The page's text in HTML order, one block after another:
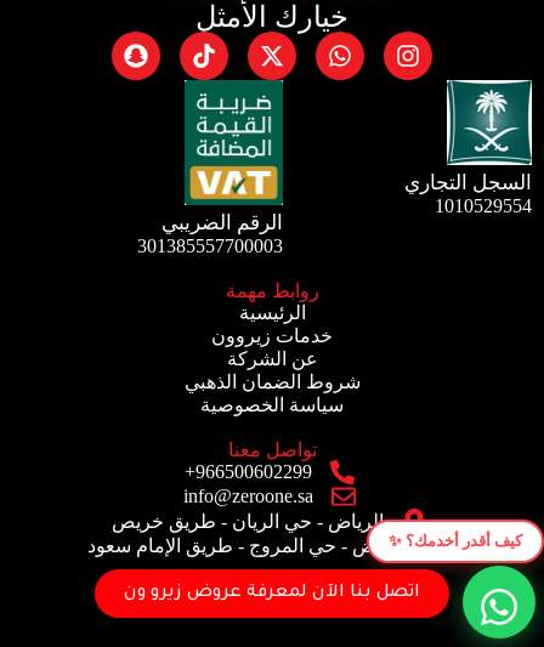
كيف أقدر أخدمك؟ ✨
اتصل بنا الآن لمعرفة عروض زيرو ون
خيارك الأمثل
السجل التجاري
1010529554
الرقم الضريبي
301385557700003
روابط مهمة
الرئيسية
خدمات زيروون
عن الشركة
شروط الضمان الذهبي
سياسة الخصوصية
تواصل معنا
966500602299+
info@zeroone.sa
الرياض - حي الريان - طريق خريص
الرياض - حي المروج - طريق الإمام سعود